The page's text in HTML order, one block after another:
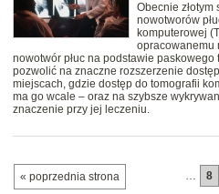
Obecnie
nowotworów
komputerowej
opracowanemu
nowotwór płuc na podstawie paskowego
pozwolić na znaczne rozszerzenie
miejscach, gdzie dostęp do tomografii
ma go wcale – oraz na szybsze
znaczenie przy jej leczeniu.
« poprzednia strona … 8